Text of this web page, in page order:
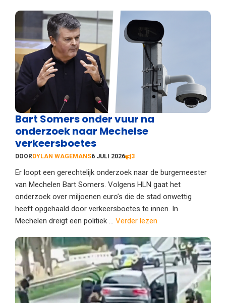
Bart Somers onder vuur na
onderzoek naar Mechelse
verkeersboetes
DOOR DYLAN WAGEMANS6 JULI 2026 3
Er loopt een gerechtelijk onderzoek naar de burgemeester
van Mechelen Bart Somers. Volgens HLN gaat het
onderzoek over miljoenen euro’s die de stad onwettig
heeft opgehaald door verkeersboetes te innen. In
Mechelen dreigt een politiek ... Verder lezen